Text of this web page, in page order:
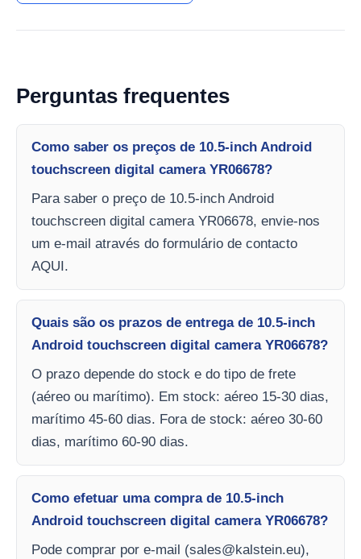
Perguntas frequentes
Como saber os preços de 10.5-inch Android
touchscreen digital camera YR06678?
Para saber o preço de 10.5-inch Android
touchscreen digital camera YR06678, envie-nos
um e-mail através do formulário de contacto
AQUI.
Quais são os prazos de entrega de 10.5-inch
Android touchscreen digital camera YR06678?
O prazo depende do stock e do tipo de frete
(aéreo ou marítimo). Em stock: aéreo 15-30 dias,
marítimo 45-60 dias. Fora de stock: aéreo 30-60
dias, marítimo 60-90 dias.
Como efetuar uma compra de 10.5-inch
Android touchscreen digital camera YR06678?
Pode comprar por e-mail (sales@kalstein.eu),